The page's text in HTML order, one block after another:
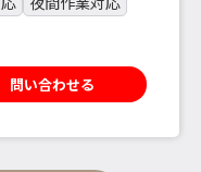
問い合わせる